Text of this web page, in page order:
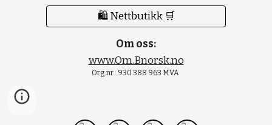
🛍 Nettbutikk 🛒
Om oss:
www.Om.Bnorsk.no
Org.nr.: 930 388 963 MVA